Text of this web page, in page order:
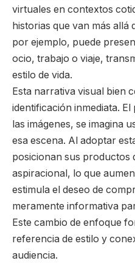
virtuales en contextos
historias que van más
por ejemplo, puede
ocio, trabajo o viaje,
estilo de vida.
Esta narrativa visual bien
identificación inmediata.
las imágenes, se imagina
esa escena. Al adoptar
posicionan sus productos
aspiracional, lo que
estimula el deseo de
meramente informativa
Este cambio de enfoque
referencia de estilo y
audiencia.